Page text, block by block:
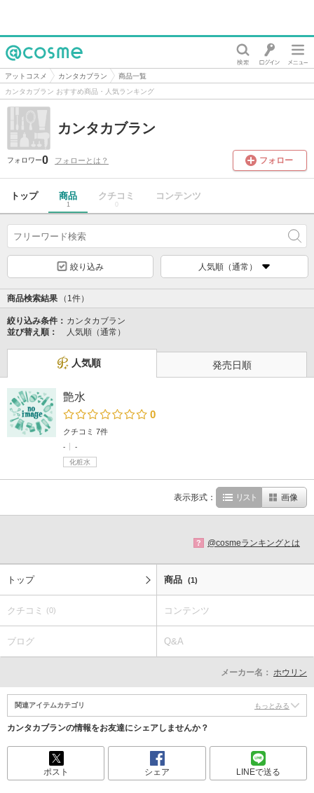
@cosme
アットコスメ カンタカブラン
商品一覧
カンタカブラン おすすめ商品・人気ランキング
カンタカブラン
フォロワー0 フォローとは？ フォロー
トップ 商品
1
クチコミ
0
コンテンツ
絞り込み 人気順（通常）
商品検索結果 （1件）
絞り込み条件： カンタカブラン
並び替え順：
人気順（通常）
人気順 発売日順
艶水
0
クチコミ 7件
-
-
化粧水
表示形式： リスト 画像
? @cosmeランキングとは
トップ 商品 (1)
クチコミ (0) コンテンツ
ブログ Q&A
メーカー名： ホウリン
関連アイテムカテゴリ もっとみる
カンタカブランの情報をお友達にシェアしませんか？
ポスト シェア LINEで送る